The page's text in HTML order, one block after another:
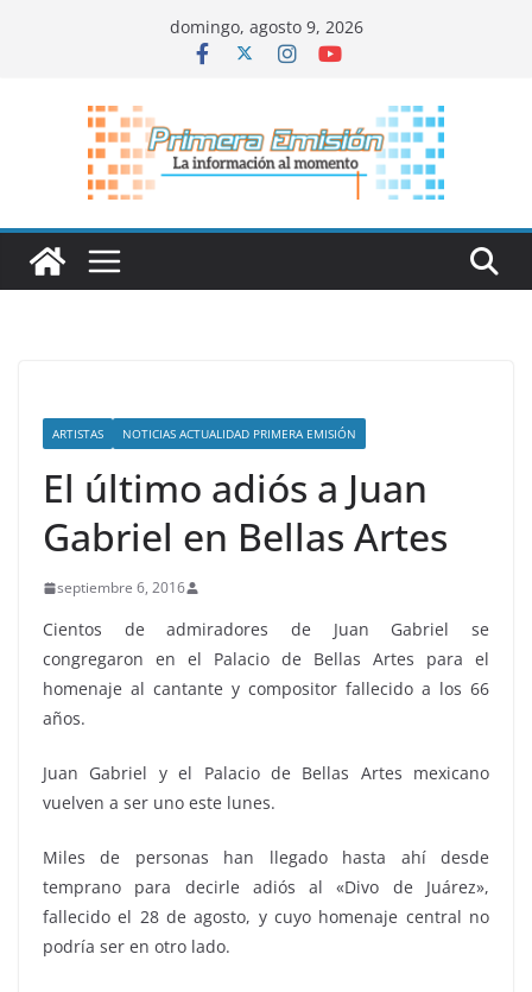
domingo, agosto 9, 2026
ARTISTAS NOTICIAS ACTUALIDAD PRIMERA EMISIÓN
El último adiós a Juan
Gabriel en Bellas Artes
septiembre 6, 2016
Cientos de admiradores de Juan Gabriel se
congregaron en el Palacio de Bellas Artes para el
homenaje al cantante y compositor fallecido a los 66
años.
Juan Gabriel y el Palacio de Bellas Artes mexicano
vuelven a ser uno este lunes.
Miles de personas han llegado hasta ahí desde
temprano para decirle adiós al «Divo de Juárez»,
fallecido el 28 de agosto, y cuyo homenaje central no
podría ser en otro lado.